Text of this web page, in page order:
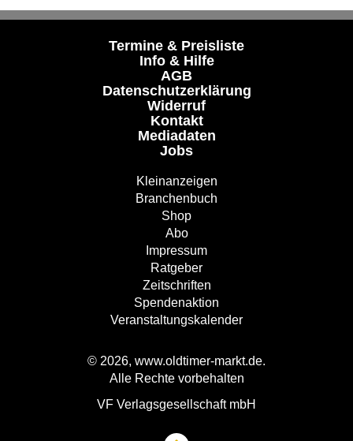
Termine & Preisliste
Info & Hilfe
AGB
Datenschutzerklärung
Widerruf
Kontakt
Mediadaten
Jobs
Kleinanzeigen
Branchenbuch
Shop
Abo
Impressum
Ratgeber
Zeitschriften
Spendenaktion
Veranstaltungskalender
© 2026, www.oldtimer-markt.de.
Alle Rechte vorbehalten
VF Verlagsgesellschaft mbH